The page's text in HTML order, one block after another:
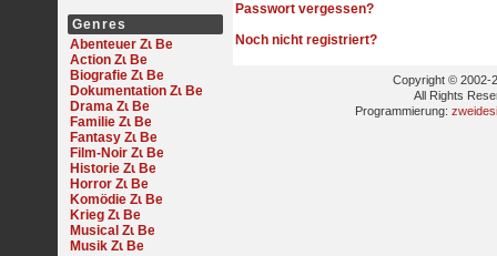
Genres
Abenteuer
Action
Biografie
Dokumentation
Drama
Familie
Fantasy
Film-Noir
Historie
Horror
Komödie
Krieg
Musical
Musik
Passwort vergessen?
Noch nicht registriert?
Copyright © 2002-
All Rights
Programmierung: